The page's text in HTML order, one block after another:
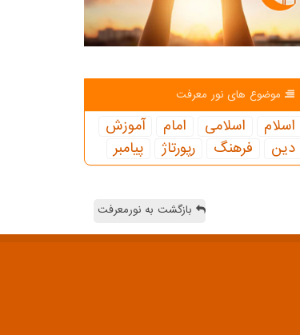
موضوع های نور معرفت
اسلام اسلامی امام
آموزش
دین
فرهنگ رپورتاژ پیامبر
بازگشت به نورمعرفت